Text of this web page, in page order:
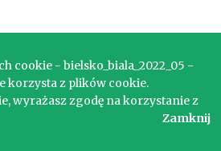
cookie - bielsko_biala_2022_05 -
korzysta z plików cookie.
wyrażasz zgodę na korzystanie z
Zamknij